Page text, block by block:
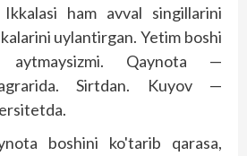
ham avval singillarini
uylantirgan. Yetim boshi
aytmaysizmi. Qaynota —
agrarida. Sirtdan. Kuyov —
boshini ko'tarib qarasa,